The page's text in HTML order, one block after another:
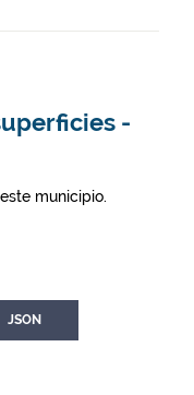
-
municipio.
JSON